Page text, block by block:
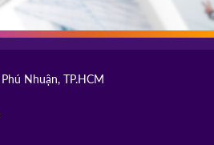
Nhuận, TP.HCM